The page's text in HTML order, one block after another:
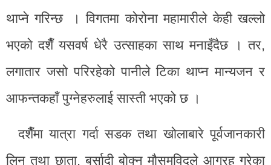
थाप्ने गरिन्छ । विगतमा कोरोना महामारीले केही खल्लो
भएको दशैँ यसवर्ष धेरै उत्साहका साथ मनाइँदैछ । तर,
लगातार जसो परिरहेको पानीले टिका थाप्न मान्यजन र
आफन्तकहाँ पुग्नेहरुलाई सास्ती भएको छ ।
दशैँमा यात्रा गर्दा सडक तथा खोलाबारे पूर्वजानकारी
लिन तथा छाता, बर्सादी बोक्न मौसमविद्ले आग्रह गरेका